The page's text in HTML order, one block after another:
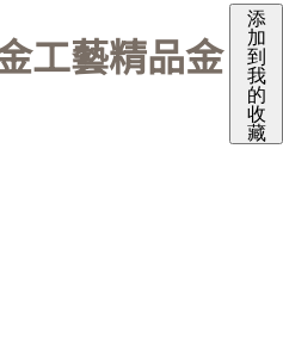
工藝精品金
添
加
到
我
的
收
藏